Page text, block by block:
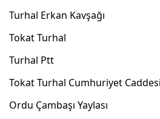
Turhal Erkan Kavşağı
Tokat Turhal
Turhal Ptt
Tokat Turhal Cumhuriyet Caddesi
Ordu Çambaşı Yaylası